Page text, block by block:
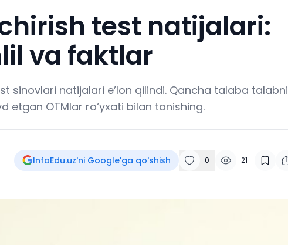
test natijalari:
va faktlar
sinovlari natijalari e’lon qilindi. Qancha talaba talabni
etgan OTMlar ro‘yxati bilan tanishing.
InfoEdu.uz'ni Google'ga qo'shish 0 21